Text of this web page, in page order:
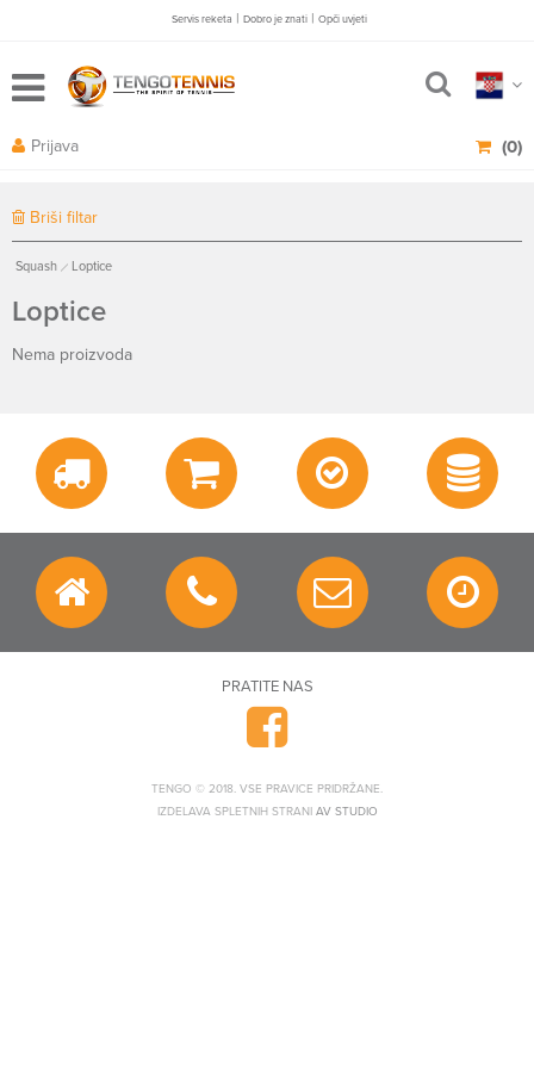
Servis reketa | Dobro je znati | Opči uvjeti
(0)
Prijava
Briši filtar
Squash Loptice
Loptice
Nema proizvoda
PRATITE NAS
TENGO © 2018. VSE PRAVICE PRIDRŽANE.
IZDELAVA SPLETNIH STRANI AV STUDIO